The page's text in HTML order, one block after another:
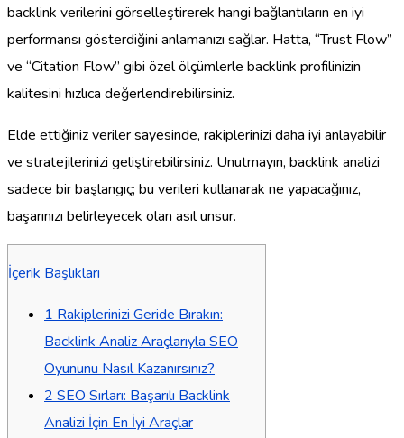
backlink verilerini görselleştirerek hangi bağlantıların en iyi
performansı gösterdiğini anlamanızı sağlar. Hatta, “Trust Flow”
ve “Citation Flow” gibi özel ölçümlerle backlink profilinizin
kalitesini hızlıca değerlendirebilirsiniz.
Elde ettiğiniz veriler sayesinde, rakiplerinizi daha iyi anlayabilir
ve stratejilerinizi geliştirebilirsiniz. Unutmayın, backlink analizi
sadece bir başlangıç; bu verileri kullanarak ne yapacağınız,
başarınızı belirleyecek olan asıl unsur.
İçerik Başlıkları
1 Rakiplerinizi Geride Bırakın:
Backlink Analiz Araçlarıyla SEO
Oyununu Nasıl Kazanırsınız?
2 SEO Sırları: Başarılı Backlink
Analizi İçin En İyi Araçlar